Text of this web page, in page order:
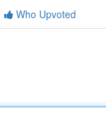
Who Upvoted